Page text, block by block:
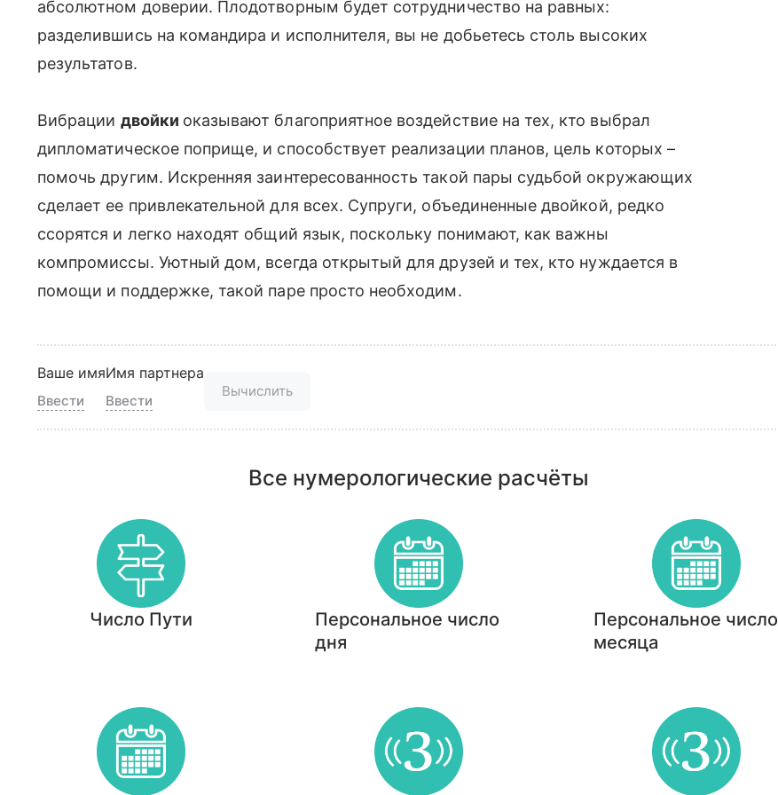
абсолютном доверии. Плодотворным будет сотрудничество на равных:
разделившись на командира и исполнителя, вы не добьетесь столь высоких
результатов.
Вибрации двойки оказывают благоприятное воздействие на тех, кто выбрал
дипломатическое поприще, и способствует реализации планов, цель которых –
помочь другим. Искренняя заинтересованность такой пары судьбой окружающих
сделает ее привлекательной для всех. Супруги, объединенные двойкой, редко
ссорятся и легко находят общий язык, поскольку понимают, как важны
компромиссы. Уютный дом, всегда открытый для друзей и тех, кто нуждается в
помощи и поддержке, такой паре просто необходим.
Ваше имя
Ввести
Имя партнера
Ввести
Вычислить
Все нумерологические расчёты
Число Пути
Персональное число
дня
Персональное число
месяца